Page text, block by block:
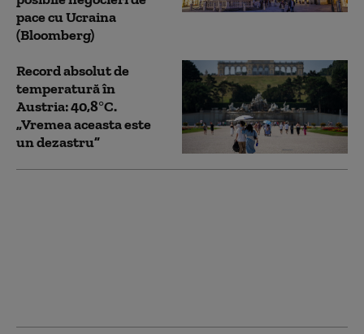
pace cu Ucraina
(Bloomberg)
Record absolut de
temperatură în
Austria: 40,8°C.
„Vremea aceasta este
un dezastru”